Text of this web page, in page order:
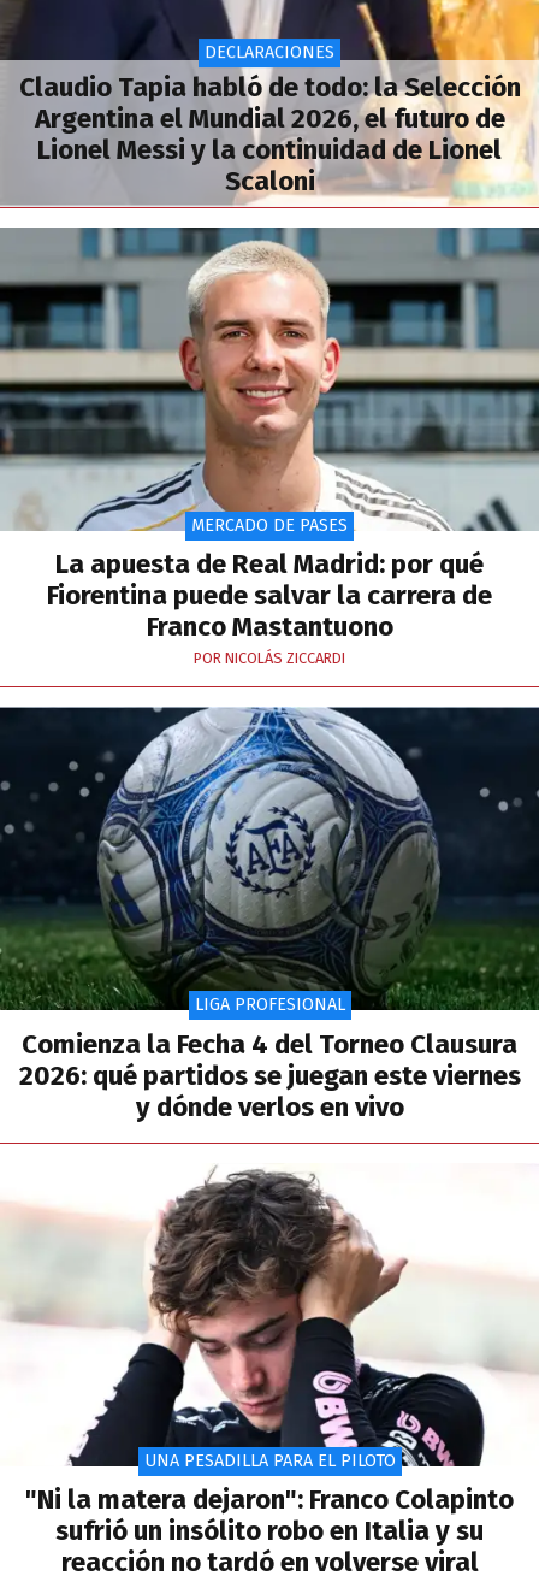
DECLARACIONES
Claudio Tapia habló de todo: la Selección
Argentina el Mundial 2026, el futuro de
Lionel Messi y la continuidad de Lionel
Scaloni
MERCADO DE PASES
La apuesta de Real Madrid: por qué
Fiorentina puede salvar la carrera de
Franco Mastantuono
POR NICOLÁS ZICCARDI
LIGA PROFESIONAL
Comienza la Fecha 4 del Torneo Clausura
2026: qué partidos se juegan este viernes
y dónde verlos en vivo
UNA PESADILLA PARA EL PILOTO
"Ni la matera dejaron": Franco Colapinto
sufrió un insólito robo en Italia y su
reacción no tardó en volverse viral